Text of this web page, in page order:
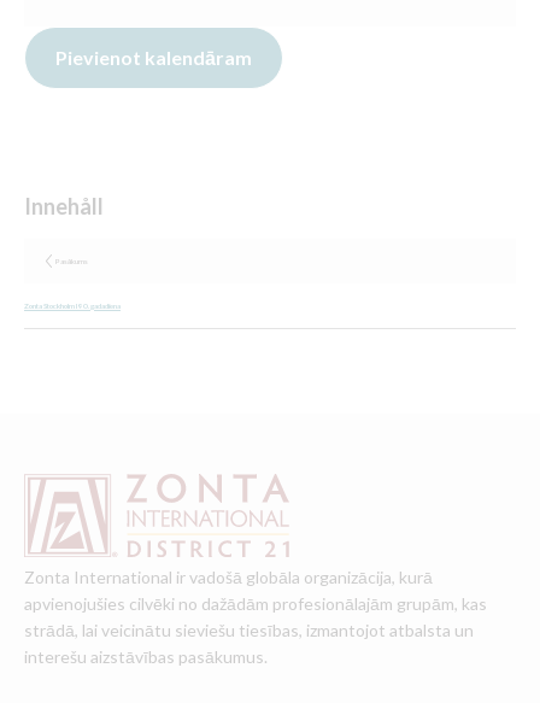
Pasākums
Zonta Stockholm I 90. gadadiena
Zonta International ir vadošā globāla organizācija, kurā
apvienojušies cilvēki no dažādām profesionālajām grupām, kas
strādā, lai veicinātu sieviešu tiesības, izmantojot atbalsta un
interešu aizstāvības pasākumus.